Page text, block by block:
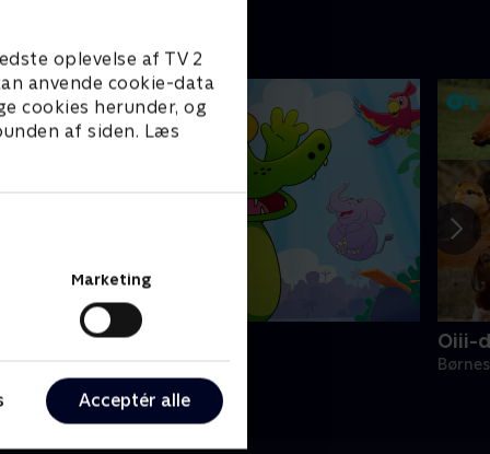
oplevelse af TV 2
anvende cookie-data
cookies herunder, og
af siden. Læs
Marketing
Acceptér alle
Arne Alligator
• 1 sæsoner
Oiii-